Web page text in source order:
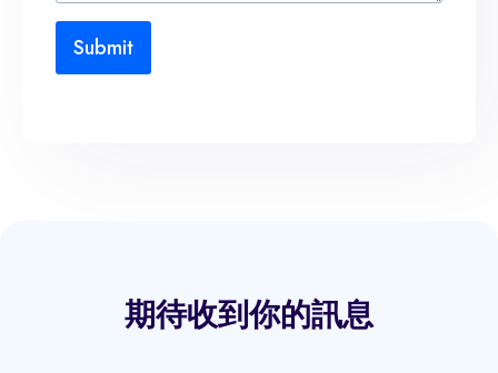
Submit
期待收到你的訊息